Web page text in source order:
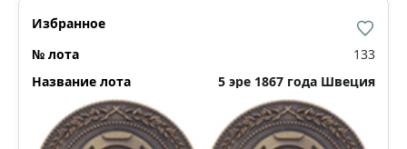
133
5 эре 1867 года Швеция